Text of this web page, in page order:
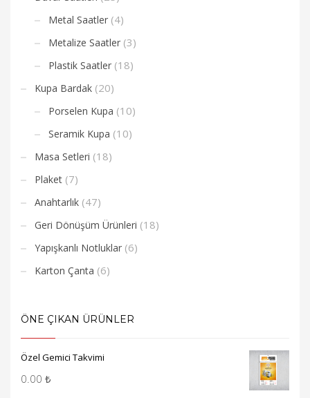
Metal Saatler (4)
Metalize Saatler (3)
Plastik Saatler (18)
Kupa Bardak (20)
Porselen Kupa (10)
Seramik Kupa (10)
Masa Setleri (18)
Plaket (7)
Anahtarlık (47)
Geri Dönüşüm Ürünleri (18)
Yapışkanlı Notluklar (6)
Karton Çanta (6)
ÖNE ÇIKAN ÜRÜNLER
Özel Gemici Takvimi
0.00 ₺